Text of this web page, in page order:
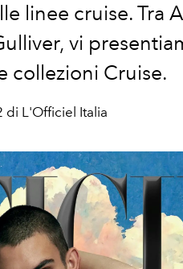
linee cruise. Tra
vi
collezioni Cruise.
di L'Officiel Italia